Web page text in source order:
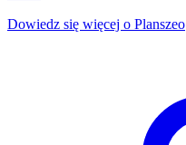
Dowiedz się więcej o Planszeo